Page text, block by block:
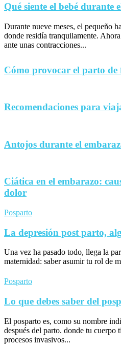
Qué siente el bebé durante
Durante nueve meses, el pequeño
donde residía tranquilamente.
ante unas contracciones...
Cómo provocar el parto
Recomendaciones para
Antojos durante el
Ciática en el embarazo:
dolor
Posparto
La depresión post parto,
Una vez ha pasado todo, llega la
maternidad: saber asumir tu rol de
Posparto
Lo que debes saber del
El posparto es, como su nombre
después del parto. donde tu cuerpo
procesos invasivos...